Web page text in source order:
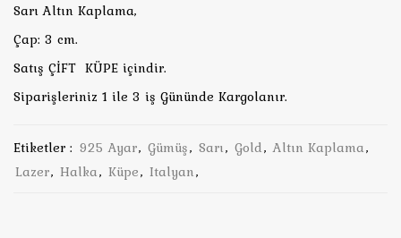
Sarı Altın Kaplama,
Çap: 3 cm.
Satış ÇİFT KÜPE içindir.
Siparişleriniz 1 ile 3 iş Gününde Kargolanır.
Etiketler : 925 Ayar, Gümüş, Sarı, Gold, Altın Kaplama,
Lazer, Halka, Küpe, Italyan,